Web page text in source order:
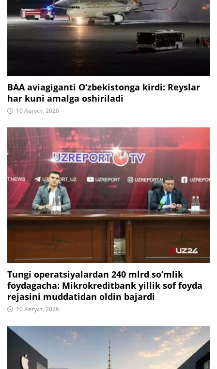
BAA aviagiganti O‘zbekistonga kirdi: Reyslar
har kuni amalga oshiriladi
10 Август, 2026
Tungi operatsiyalardan 240 mlrd so‘mlik
foydagacha: Mikrokreditbank yillik sof foyda
rejasini muddatidan oldin bajardi
10 Август, 2026